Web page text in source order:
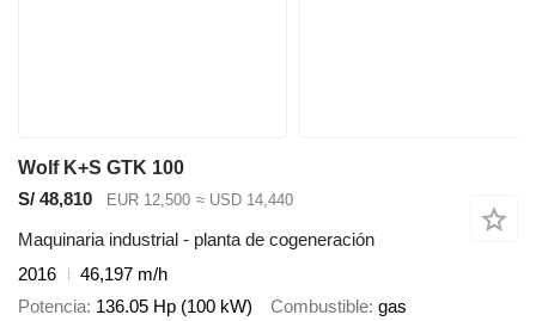
Wolf K+S GTK 100
S/ 48,810
EUR 12,500 ≈ USD 14,440
Maquinaria industrial - planta de cogeneración
2016
46,197 m/h
Potencia 136.05 Hp (100 kW) Combustible gas